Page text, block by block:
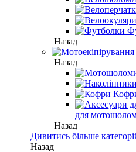
Назад
Назад
для
Назад
Дивитись більше
Назад